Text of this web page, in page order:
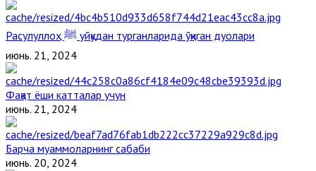
Расулуллоҳ ﷺ уйқудан турганларида ўқиган дуолари
июнь. 21, 2024
Фақат ёши катталар учун
июнь. 21, 2024
Барча муаммоларнинг сабаби
июнь. 20, 2024